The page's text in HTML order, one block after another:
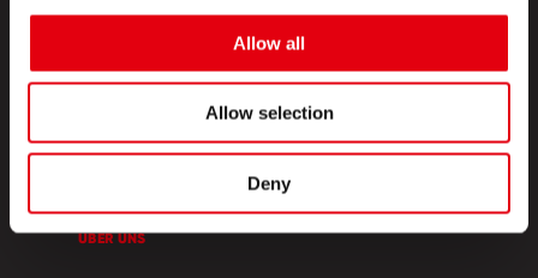
Allow all
Allow selection
Deny
ÜBER UNS